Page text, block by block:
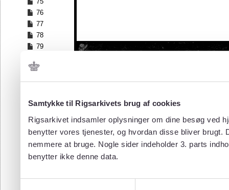
Samtykke til Rigsarkivets brug af cookies
Rigsarkivet indsamler oplysninger om dine besøg ved
benytter vores tjenester, og hvordan disse bliver
nemmere at bruge. Nogle sider indeholder 3. parts
benytter ikke denne data.
76
77
78
79
81
82
84
86
87